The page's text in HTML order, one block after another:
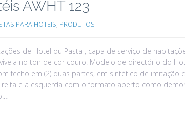
AWHT 123
PARA HOTEIS, PRODUTOS
de Hotel ou Pasta , capa de serviço de
no ton de cor couro. Modelo de directório do
fecho em (2) duas partes, em sintético de
e a esquerda com o formato aberto como